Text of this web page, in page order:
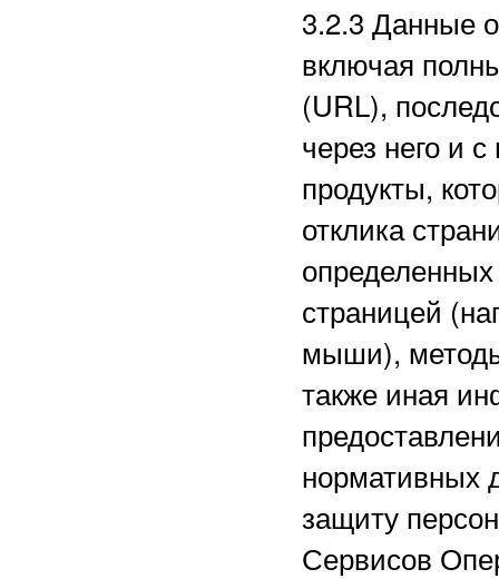
3.2.3 Данные
включая
(URL),
через него и
продукты,
отклика
страницей
мыши),
также иная
нормативных
защиту
Сервисов